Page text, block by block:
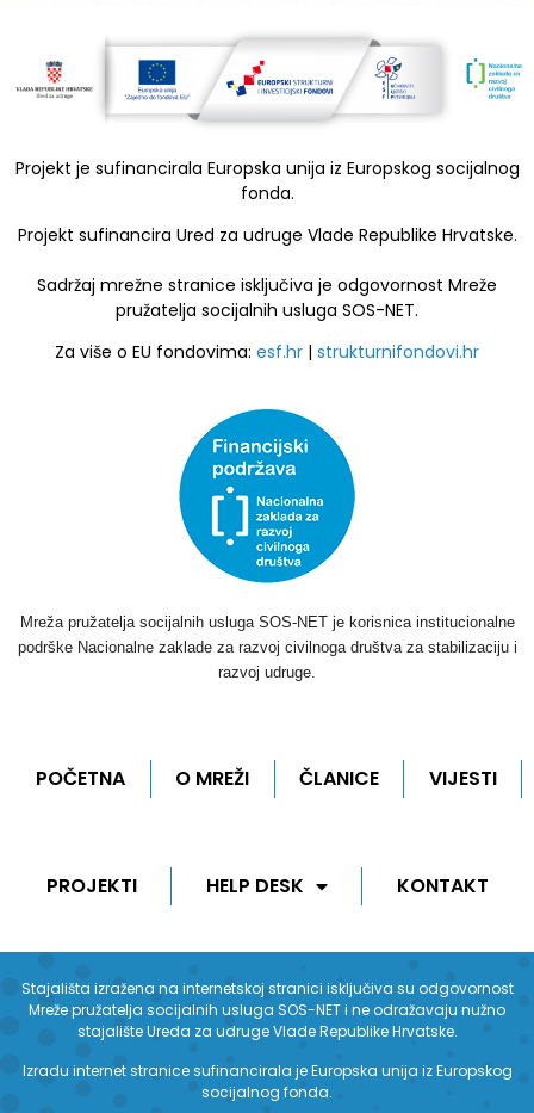
Projekt je sufinancirala Europska unija iz Europskog socijalnog
fonda.
Projekt sufinancira Ured za udruge Vlade Republike Hrvatske.
Sadržaj mrežne stranice isključiva je odgovornost Mreže
pružatelja socijalnih usluga SOS-NET.
Za više o EU fondovima: esf.hr | strukturnifondovi.hr
Mreža pružatelja socijalnih usluga SOS-NET je korisnica institucionalne
podrške Nacionalne zaklade za razvoj civilnoga društva za stabilizaciju i
razvoj udruge.
POČETNA O MREŽI ČLANICE VIJESTI
PROJEKTI HELP DESK KONTAKT
Stajališta izražena na internetskoj stranici isključiva su odgovornost
Mreže pružatelja socijalnih usluga SOS-NET i ne odražavaju nužno
stajalište Ureda za udruge Vlade Republike Hrvatske.
Izradu internet stranice sufinancirala je Europska unija iz Europskog
socijalnog fonda.